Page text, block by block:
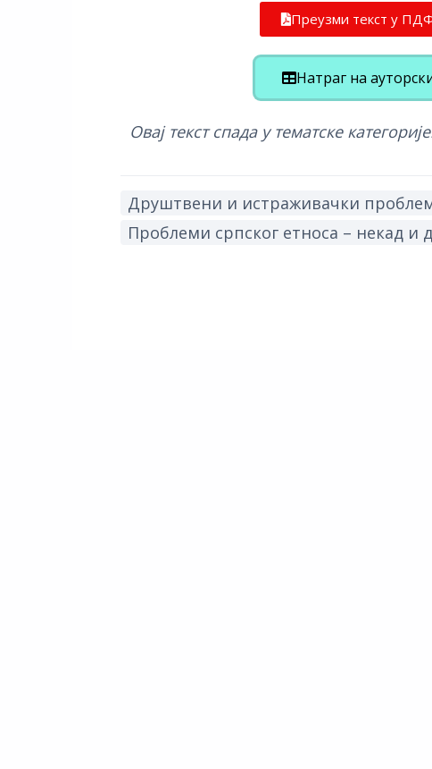
Преузми текст у
Натраг на
Овај текст спада у тематске
Друштвени и истраживачки
Проблеми српског етноса – некад и